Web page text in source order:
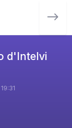
d'Intelvi